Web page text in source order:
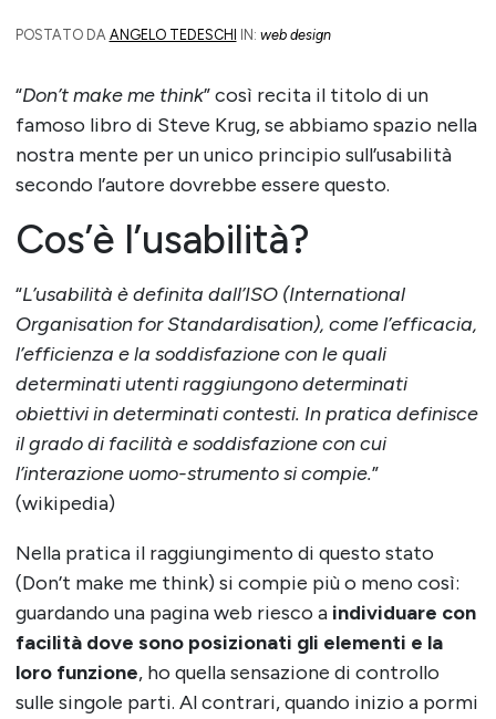
POSTATO DA ANGELO TEDESCHI IN: web design
“Don’t make me think” così recita il titolo di un
famoso libro di Steve Krug, se abbiamo spazio nella
nostra mente per un unico principio sull’usabilità
secondo l’autore dovrebbe essere questo.
Cos’è l’usabilità?
“L’usabilità è definita dall’ISO (International
Organisation for Standardisation), come l’efficacia,
l’efficienza e la soddisfazione con le quali
determinati utenti raggiungono determinati
obiettivi in determinati contesti. In pratica definisce
il grado di facilità e soddisfazione con cui
l’interazione uomo-strumento si compie.”
(wikipedia)
Nella pratica il raggiungimento di questo stato
(Don’t make me think) si compie più o meno così:
guardando una pagina web riesco a individuare con
facilità dove sono posizionati gli elementi e la
loro funzione, ho quella sensazione di controllo
sulle singole parti. Al contrari, quando inizio a pormi